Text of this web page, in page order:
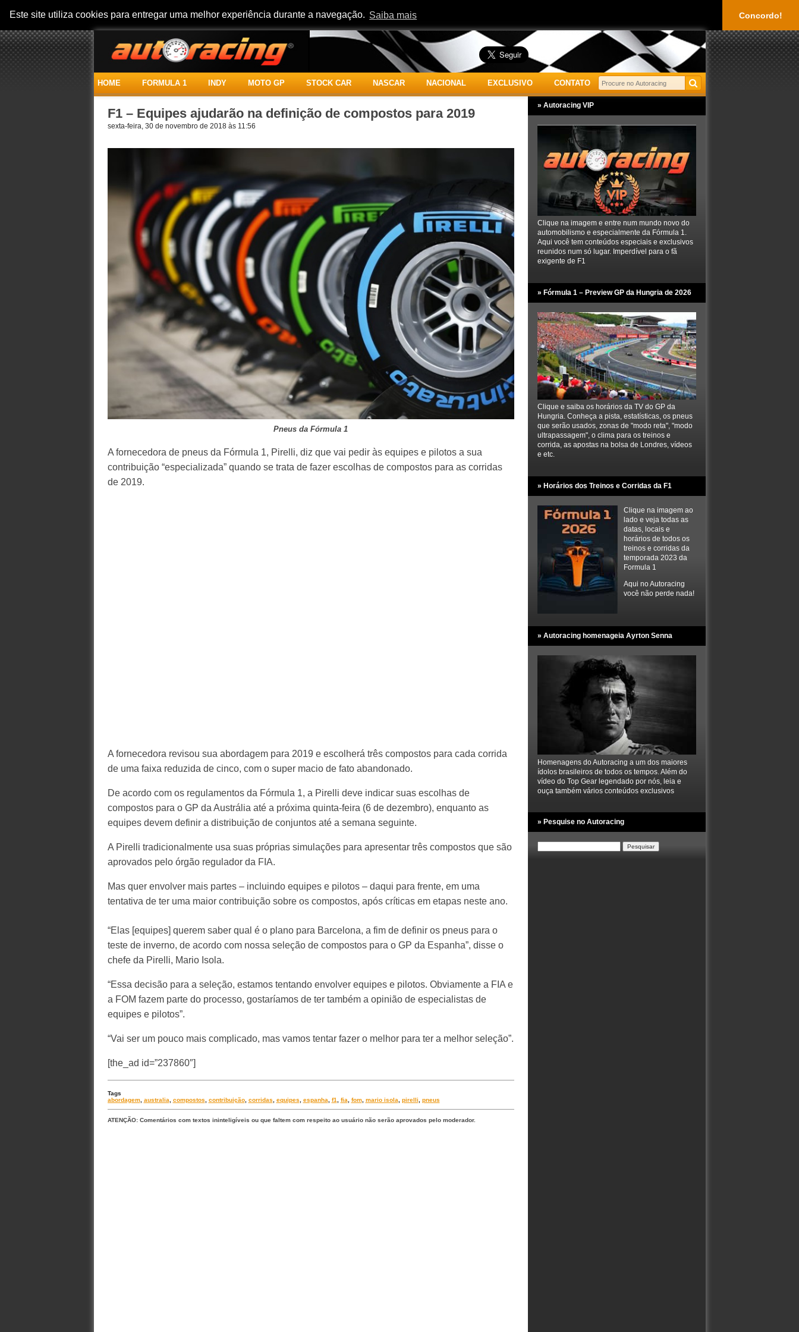
Este site utiliza cookies para entregar uma melhor experiência durante a navegação. Saiba mais Concordo!
HOME FORMULA 1 INDY MOTO GP STOCK CAR NASCAR NACIONAL EXCLUSIVO CONTATO
F1 – Equipes ajudarão na definição de compostos para 2019
sexta-feira, 30 de novembro de 2018 às 11:56
Pneus da Fórmula 1
A fornecedora de pneus da Fórmula 1, Pirelli, diz que vai pedir às equipes e pilotos a sua
contribuição “especializada” quando se trata de fazer escolhas de compostos para as corridas
de 2019.
A fornecedora revisou sua abordagem para 2019 e escolherá três compostos para cada corrida
de uma faixa reduzida de cinco, com o super macio de fato abandonado.
De acordo com os regulamentos da Fórmula 1, a Pirelli deve indicar suas escolhas de
compostos para o GP da Austrália até a próxima quinta-feira (6 de dezembro), enquanto as
equipes devem definir a distribuição de conjuntos até a semana seguinte.
A Pirelli tradicionalmente usa suas próprias simulações para apresentar três compostos que são
aprovados pelo órgão regulador da FIA.
Mas quer envolver mais partes – incluindo equipes e pilotos – daqui para frente, em uma
tentativa de ter uma maior contribuição sobre os compostos, após críticas em etapas neste ano.
“Elas [equipes] querem saber qual é o plano para Barcelona, a fim de definir os pneus para o
teste de inverno, de acordo com nossa seleção de compostos para o GP da Espanha”, disse o
chefe da Pirelli, Mario Isola.
“Essa decisão para a seleção, estamos tentando envolver equipes e pilotos. Obviamente a FIA e
a FOM fazem parte do processo, gostaríamos de ter também a opinião de especialistas de
equipes e pilotos”.
“Vai ser um pouco mais complicado, mas vamos tentar fazer o melhor para ter a melhor seleção”.
[the_ad id=”237860″]
Tags
abordagem, australia compostos contribuição, corridas equipes espanha f1 fia fom, mario isola pirelli pneus
ATENÇÃO: Comentários com textos ininteligíveis ou que faltem com respeito ao usuário não serão aprovados pelo moderador.
» Autoracing VIP
Clique na imagem e entre num mundo novo do
automobilismo e especialmente da Fórmula 1.
Aqui você tem conteúdos especiais e exclusivos
reunidos num só lugar. Imperdível para o fã
exigente de F1
» Fórmula 1 – Preview GP da Hungria de 2026
Clique e saiba os horários da TV do GP da
Hungria. Conheça a pista, estatísticas, os pneus
que serão usados, zonas de "modo reta", "modo
ultrapassagem", o clima para os treinos e
corrida, as apostas na bolsa de Londres, vídeos
e etc.
» Horários dos Treinos e Corridas da F1
Clique na imagem ao
lado e veja todas as
datas, locais e
horários de todos os
treinos e corridas da
temporada 2023 da
Formula 1
Aqui no Autoracing
você não perde nada!
» Autoracing homenageia Ayrton Senna
Homenagens do Autoracing a um dos maiores
ídolos brasileiros de todos os tempos. Além do
vídeo do Top Gear legendado por nós, leia e
ouça também vários conteúdos exclusivos
» Pesquise no Autoracing
Pesquisar
por: